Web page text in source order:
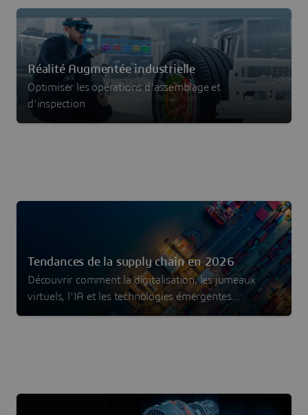
Réalité Augmentée industrielle
Optimiser les opérations d'assemblage et
d'inspection
Tendances de la supply chain en 2026
Découvrir comment la digitalisation, les jumeaux
virtuels, l'IA et les technologies émergentes
permettent de construire des supply chains